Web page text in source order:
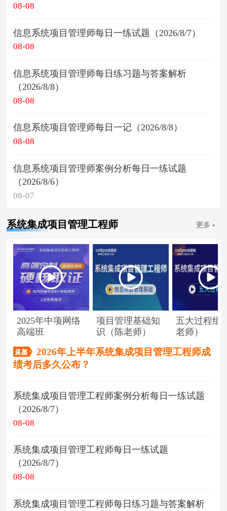
08-08
信息系统项目管理师每日一练试题（2026/8/7）
08-08
信息系统项目管理师每日练习题与答案解析
（2026/8/8）
08-08
信息系统项目管理师每日一记（2026/8/8）
08-08
信息系统项目管理师案例分析每日一练试题
（2026/8/6）
08-07
系统集成项目管理工程师 更多
2025年中项网络
高端班
项目管理基础知
识（陈老师）
五大过程组
老师）
2026年上半年系统集成项目管理工程师成
绩考后多久公布？
系统集成项目管理工程师案例分析每日一练试题
（2026/8/7）
08-08
系统集成项目管理工程师每日一练试题
（2026/8/7）
08-08
系统集成项目管理工程师每日练习题与答案解析